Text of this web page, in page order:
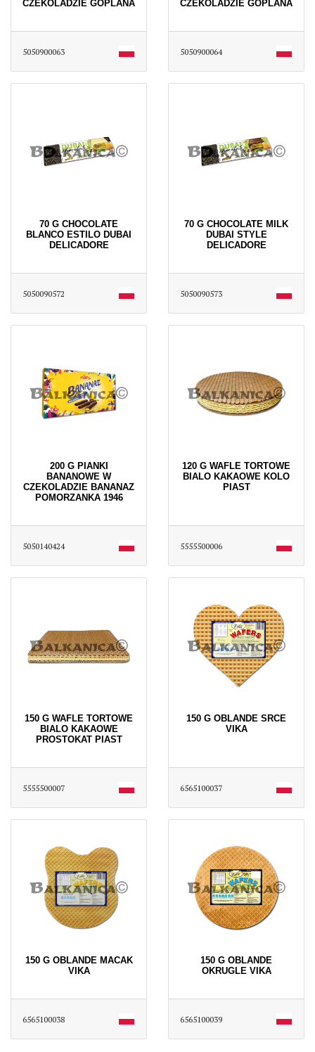
CZEKOLADZIE GOPLANA
5050900063
CZEKOLADZIE GOPLANA
5050900064
70 G CHOCOLATE
BLANCO ESTILO DUBAI
DELICADORE
5050090572
70 G CHOCOLATE MILK
DUBAI STYLE
DELICADORE
5050090573
200 G PIANKI
BANANOWE W
CZEKOLADZIE BANANAZ
POMORZANKA 1946
5050140424
120 G WAFLE TORTOWE
BIALO KAKAOWE KOLO
PIAST
5555500006
150 G WAFLE TORTOWE
BIALO KAKAOWE
PROSTOKAT PIAST
5555500007
150 G OBLANDE SRCE
VIKA
6565100037
150 G OBLANDE MACAK
VIKA
6565100038
150 G OBLANDE
OKRUGLE VIKA
6565100039